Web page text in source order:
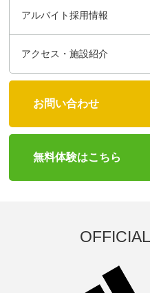
アルバイト採用情報
アクセス・施設紹介
お問い合わせ
無料体験はこちら